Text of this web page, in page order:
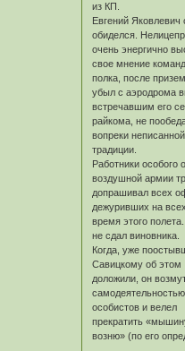
из КП.
Евгений Яковлевич
обиделся.
очень энергично
свое мнение
полка, после
убыл с аэродрома
встречавшим его
райкома, не
вопреки неписанной
традиции.
Работники особого
воздушной армии
допрашивал всех
дежуривших на
время этого
не сдал виновника.
Когда, уже
Савицкому об этом
доложили, он
самодеятельностью
особистов и велел
прекратить
возню» (по его